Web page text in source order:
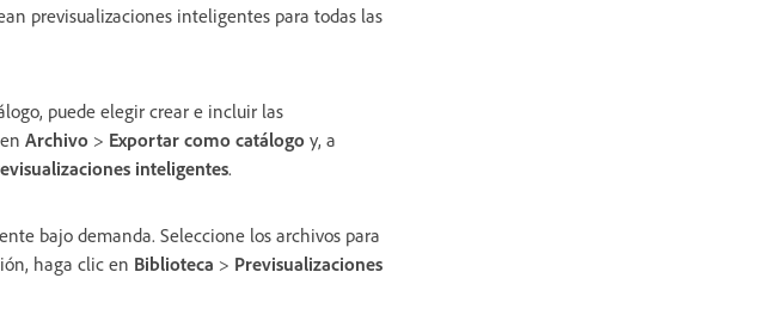
previsualizaciones inteligentes para todas las
puede elegir crear e incluir las
Archivo > Exportar como catálogo y, a
inteligentes.
bajo demanda. Seleccione los archivos para
haga clic en Biblioteca > Previsualizaciones